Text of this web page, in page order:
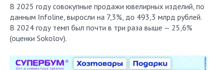
В 2025 году совокупные продажи ювелирных изделий, по
данным Infoline, выросли на 7,3%, до 493,3 млрд рублей.
В 2024 году темп был почти в три раза выше — 25,6%
(оценки Sokolov).